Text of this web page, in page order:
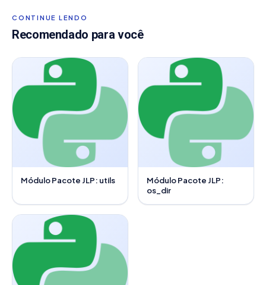
CONTINUE LENDO
Recomendado para você
Módulo Pacote JLP: utils
Módulo Pacote JLP:
os_dir